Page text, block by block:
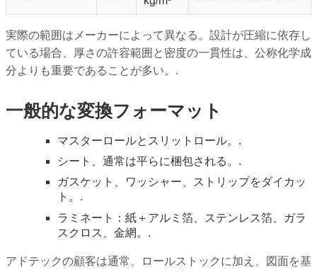
実際の範囲はメーカーによって異なる。設計が圧縮に依存し
ている場合、厚さの許容範囲と密度の一貫性は、公称化学成
分よりも重要であることが多い。.
一般的な変換フォーマット
マスターロールとスリットロール。.
シート、通常は平らに梱包される。.
ガスケット、ワッシャー、ストリップをダイカッ
ト。.
ラミネート：紙＋アルミ箔、ステンレス箔、ガラ
スクロス、金網。.
アドテックの顧客は通常、ロールストックに加え、図面を基